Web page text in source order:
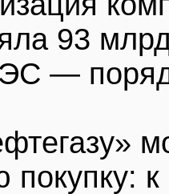
93
—
покупку: